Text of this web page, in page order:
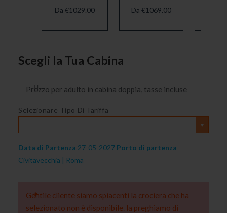
Da €1029.00 Da €1069.00
Scegli la Tua Cabina
Prezzo per adulto in cabina doppia, tasse incluse
Selezionare Tipo Di Tariffa
Data di Partenza 27-05-2027 Porto di partenza
Civitavecchia | Roma
Gentile cliente siamo spiacenti la crociera che ha
selezionato non è disponibile. la preghiamo di